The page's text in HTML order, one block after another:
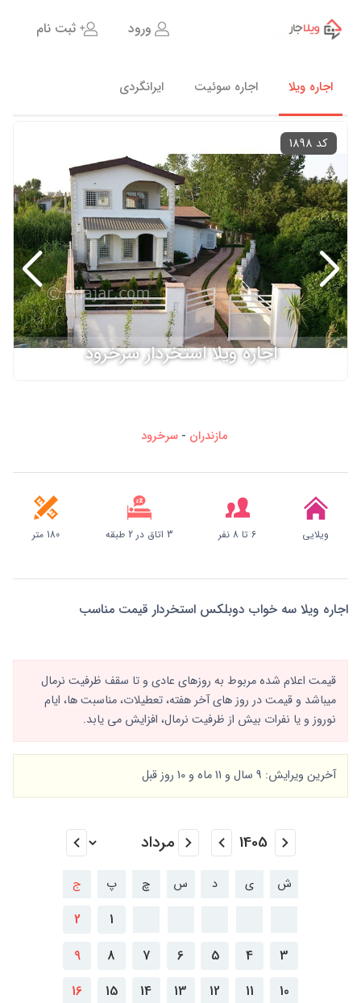
اجاره ویلا اجاره سوئیت ایرانگردی
ورود ثبت نام
اجاره ویلا استخردار سرخرود
کد 1898
مازندران- سرخرود
ویلایی 6 تا 8 نفر 3 اتاق در 2 طبقه 180 متر
اجاره ویلا سه خواب دوبلکس استخردار قیمت مناسب
قیمت اعلام شده مربوط به روزهای عادی و تا سقف ظرفیت نرمال
میباشد و قیمت در روز های آخر هفته، تعطیلات، مناسبت ها، ایام
نوروز و یا نفرات بیش از ظرفیت نرمال، افزایش می یابد.
آخرین ویرایش: 9 سال و 11 ماه و 10 روز قبل
ش ی د س چ پ ج
1
2
3
4
5
6
7
8
9
10
11
12
13
14
15
16